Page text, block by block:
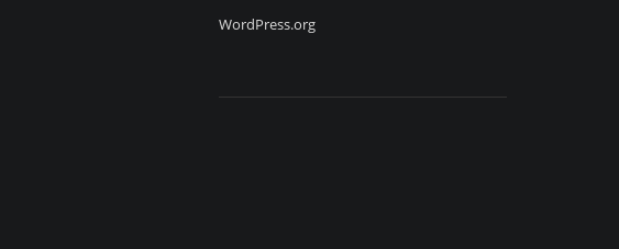
WordPress.org